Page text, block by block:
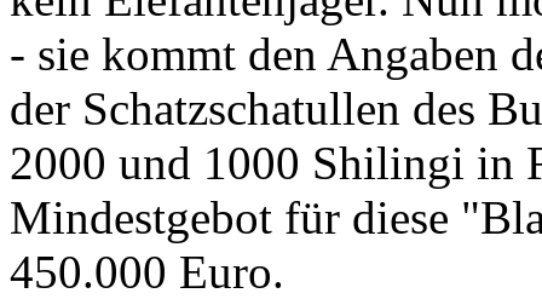
- sie kommt den Angaben
der Schatzschatullen des
2000 und 1000 Shilingi in
Mindestgebot für diese
450.000 Euro.